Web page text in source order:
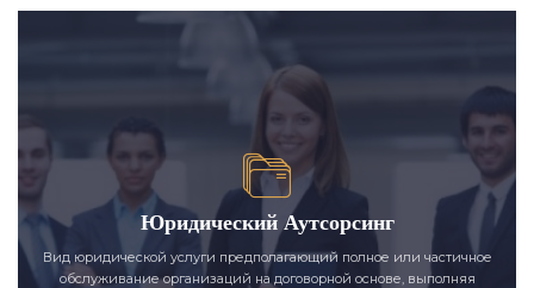
Юридический Аутсорсинг
Вид юридической услуги предполагающий полное или частичное
обслуживание организаций на договорной основе, выполняя